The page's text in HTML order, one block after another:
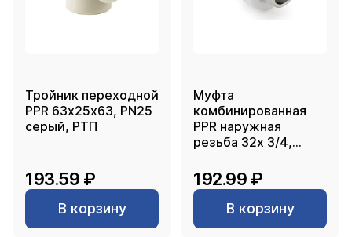
Тройник переходной
PPR 63х25х63, PN25
серый, РТП
193.59 ₽
В корзину
Муфта
комбинированная
PPR наружная
резьба 32х 3/4,
192.99 ₽
В корзину